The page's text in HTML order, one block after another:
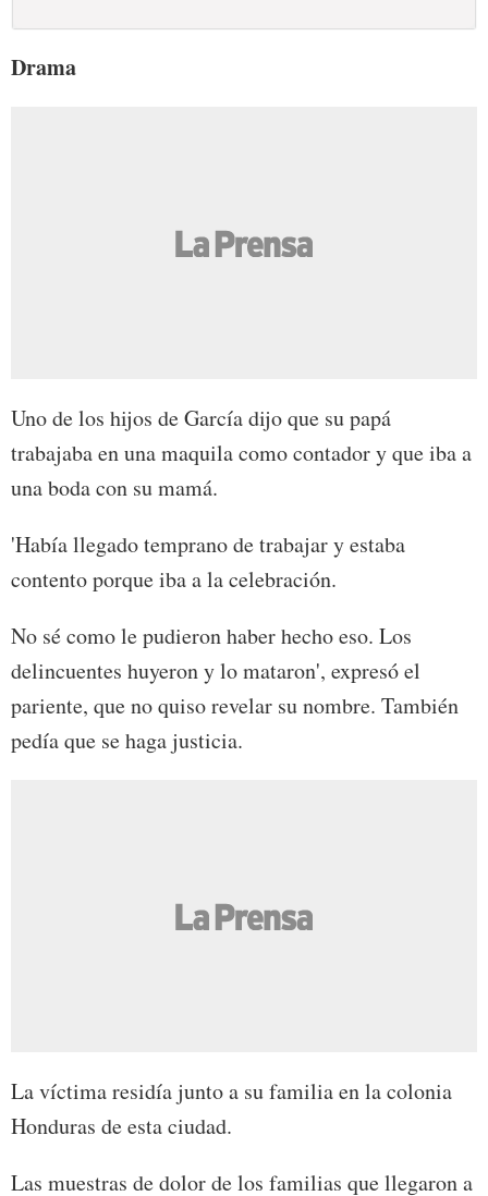
Drama
Uno de los hijos de García dijo que su papá
trabajaba en una maquila como contador y que iba a
una boda con su mamá.
'Había llegado temprano de trabajar y estaba
contento porque iba a la celebración.
No sé como le pudieron haber hecho eso. Los
delincuentes huyeron y lo mataron', expresó el
pariente, que no quiso revelar su nombre. También
pedía que se haga justicia.
La víctima residía junto a su familia en la colonia
Honduras de esta ciudad.
Las muestras de dolor de los familias que llegaron a